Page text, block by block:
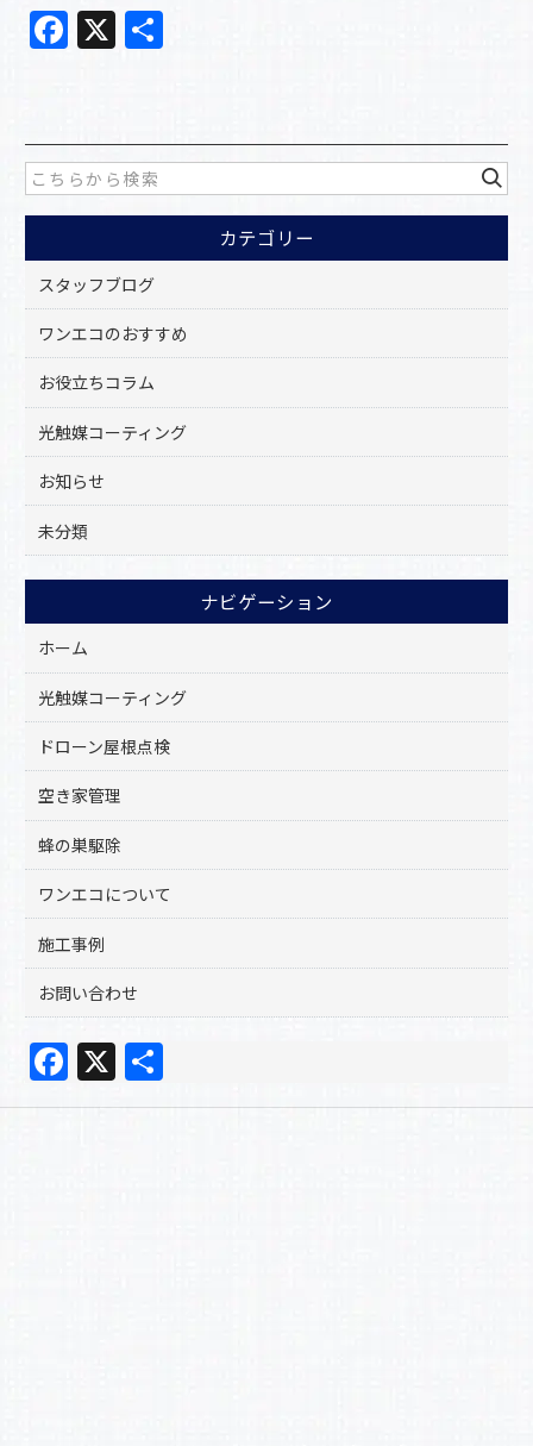
F
a
e
b
o
o
k
X
カテゴリー
スタッフブログ
ワンエコのおすすめ
お役立ちコラム
光触媒コーティング
お知らせ
未分類
ナビゲーション
ホーム
光触媒コーティング
ドローン屋根点検
空き家管理
蜂の巣駆除
ワンエコについて
施工事例
お問い合わせ
F
a
X
有